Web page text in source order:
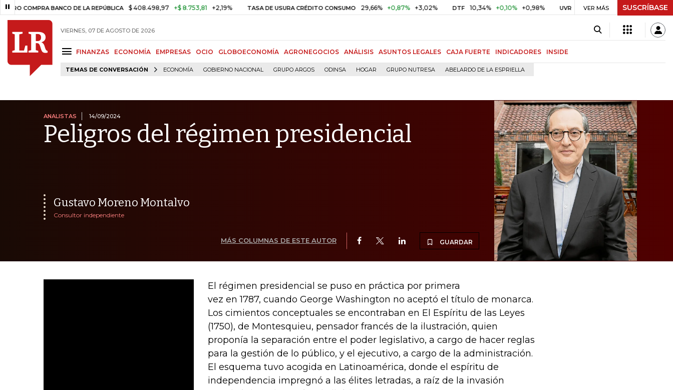
BANCO DE LA REPÚBLICA $ 408.498,97 +$ 8.753,81 +2,19% TASA DE USURA CRÉDITO CONSUMO 29,66% +0,87% +3,02% DTF 10,34% +0,10% +0,98% UVR $ 416,96 +$ 0,05 +0,01% BITCOIN
VER MÁS SUSCRÍBASE
VIERNES, 07 DE AGOSTO DE 2026
FINANZAS ECONOMÍA EMPRESAS OCIO GLOBOECONOMÍA AGRONEGOCIOS ANÁLISIS ASUNTOS LEGALES CAJA FUERTE INDICADORES INSIDE
TEMAS DE CONVERSACIÓN ECONOMÍA GOBIERNO NACIONAL GRUPO ARGOS ODINSA HOGAR GRUPO NUTRESA ABELARDO DE LA ESPRIELLA
ANALISTAS 14/09/2024
Peligros del régimen presidencial
Gustavo Moreno Montalvo
Consultor independiente
MÁS COLUMNAS DE ESTE AUTOR GUARDAR
El régimen presidencial se puso en práctica por primera
vez en 1787, cuando George Washington no aceptó el título de monarca.
Los cimientos conceptuales se encontraban en El Espíritu de las Leyes
(1750), de Montesquieu, pensador francés de la ilustración, quien
proponía la separación entre el poder legislativo, a cargo de hacer reglas
para la gestión de lo público, y el ejecutivo, a cargo de la administración.
El esquema tuvo acogida en Latinoamérica, donde el espíritu de
independencia impregnó a las élites letradas, a raíz de la invasión